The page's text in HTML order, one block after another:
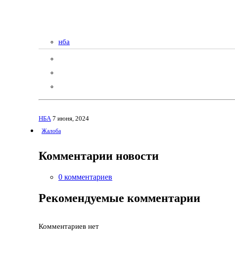
нба
НБА 7 июня, 2024
Жалоба
Комментарии новости
0 комментариев
Рекомендуемые комментарии
Комментариев нет